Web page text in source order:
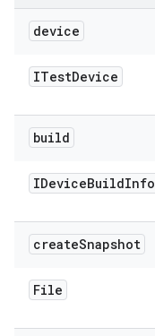
device
ITestDevice
build
IDeviceBuildInfo
createSnapshot
File